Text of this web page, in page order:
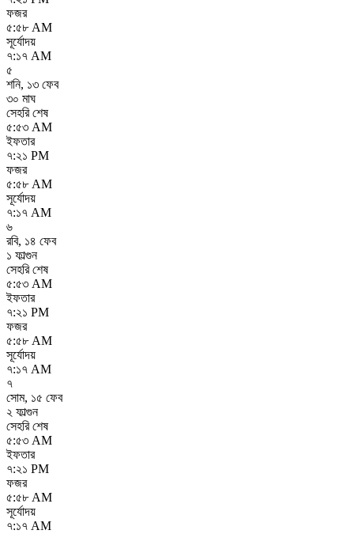
ফজর
৫:৫৮ AM
সূর্যোদয়
৭:১৭ AM
৫
শনি, ১৩ ফেব
৩০ মাঘ
সেহরি শেষ
৫:৫৩ AM
ইফতার
৭:২১ PM
ফজর
৫:৫৮ AM
সূর্যোদয়
৭:১৭ AM
৬
রবি, ১৪ ফেব
১ ফাল্গুন
সেহরি শেষ
৫:৫৩ AM
ইফতার
৭:২১ PM
ফজর
৫:৫৮ AM
সূর্যোদয়
৭:১৭ AM
৭
সোম, ১৫ ফেব
২ ফাল্গুন
সেহরি শেষ
৫:৫৩ AM
ইফতার
৭:২১ PM
ফজর
৫:৫৮ AM
সূর্যোদয়
৭:১৭ AM